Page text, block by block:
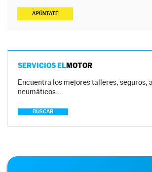
APÚNTATE
SERVICIOS ELMOTOR
Encuentra los mejores talleres, seguros,
neumáticos…
BUSCAR